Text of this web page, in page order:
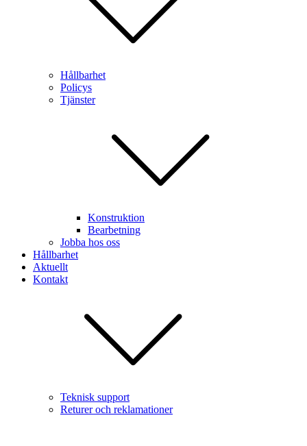
Hållbarhet
Policys
Tjänster
Konstruktion
Bearbetning
Jobba hos oss
Hållbarhet
Aktuellt
Kontakt
Teknisk support
Returer och reklamationer